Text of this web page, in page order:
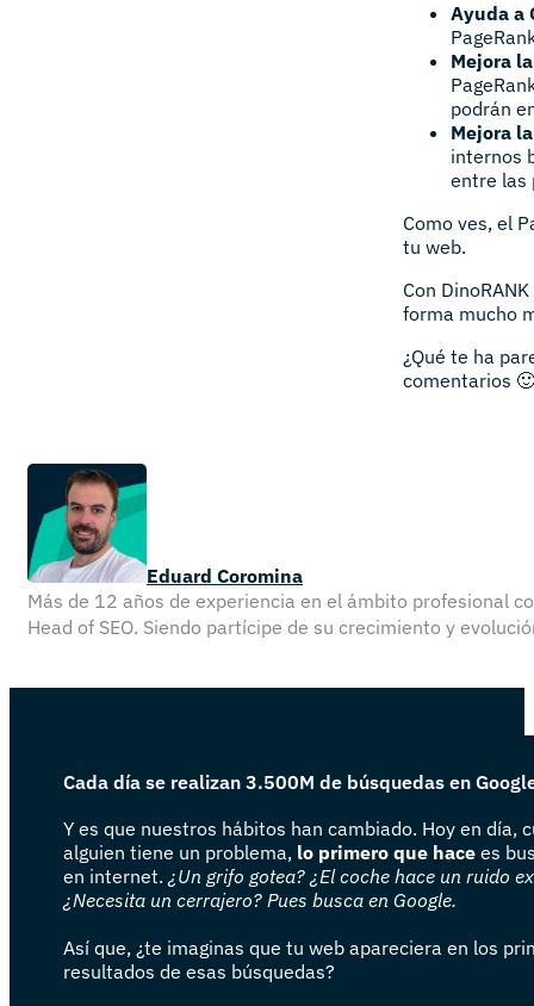
Ayuda a
Mejora
podrán
Mejora
internos
entre las
Como ves, el
tu web.
Con
forma mucho
¿Qué te ha
comentarios 🙂
Eduard Coromina
Más de 12 años de experiencia en el ámbito profesional
Head of SEO. Siendo partícipe de su crecimiento y
Cada día se realizan 3.500M de búsquedas en
Y es que nuestros hábitos han cambiado. Hoy en día,
alguien tiene un problema, lo primero que hace es
en internet. ¿Un grifo gotea? ¿El coche hace un ruido
¿Necesita un cerrajero? Pues busca en Google.
Así que, ¿te imaginas que tu web apareciera en los
resultados de esas búsquedas?